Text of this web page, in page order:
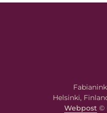
Helsinki,
Webpost©